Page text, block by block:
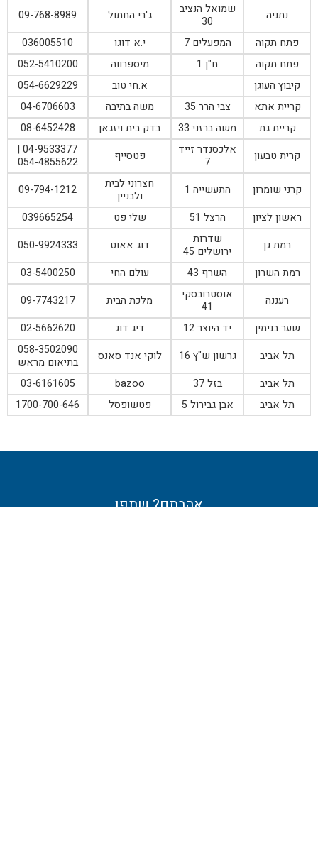
נתניה
שמואל הנציב
30
ג'רי החתול
09-768-8989
פתח תקוה
המפעלים 7 י.א דוגו
036005510
פתח תקוה
ח"ן 1 מיספרווה
052-5410200
קיבוץ העוגן
א.חי טוב
054-6629229
קריית אתא
צבי הרר 35 משה בתיבה
04-6706603
קריית גת
משה ברזני 33 בדק בית ויזגאן
08-6452428
קרית טבעון
אלכסנדר זייד
7
פטסייף
04-9533377 |
054-4855622
קרני שומרון
התעשייה 1
חצרוני לבית
ולבניין
09-794-1212
ראשון לציון
הרצל 51 שלי פט
039665254
רמת גן
שדרות
ירושלים 45
דוג אאוט
050-9924333
רמת השרון
השרף 43 עולם החי
03-5400250
רעננה
אוסטרובסקי
41
מלכת הבית
09-7743217
שער בנימין
יד היוצר 12 דיג דוג
02-5662620
תל אביב
גרשון ש"ץ 16 לוקי אנד סאנס
058-3502090
בתיאום מראש
תל אביב
בזל 37 bazoo
03-6161605
תל אביב
אבן גבירול 5 פטשופסל 1700-700-646
אהבתם? שתפו